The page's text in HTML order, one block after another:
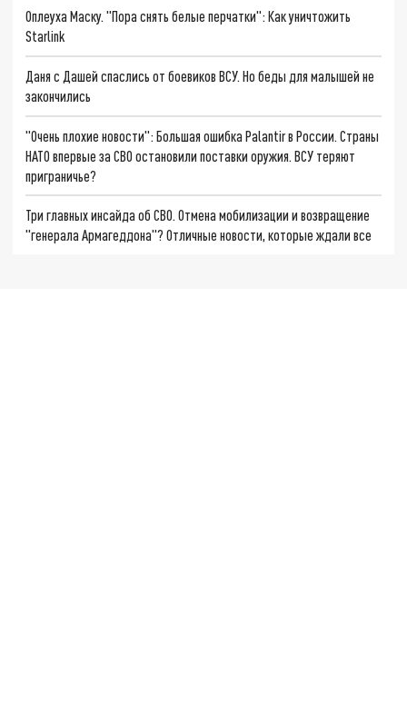
Оплеуха Маску. "Пора снять белые перчатки": Как уничтожить
Starlink
Даня с Дашей спаслись от боевиков ВСУ. Но беды для малышей не
закончились
"Очень плохие новости": Большая ошибка Palantir в России. Страны
НАТО впервые за СВО остановили поставки оружия. ВСУ теряют
приграничье?
Три главных инсайда об СВО. Отмена мобилизации и возвращение
"генерала Армагеддона"? Отличные новости, которые ждали все